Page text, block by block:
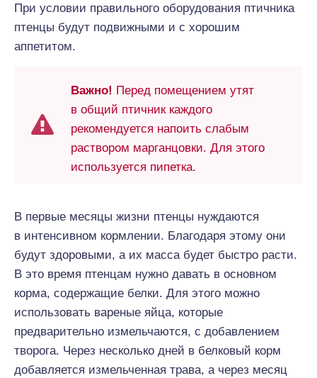
При условии правильного оборудования птичника
птенцы будут подвижными и с хорошим
аппетитом.
Важно! Перед помещением утят
в общий птичник каждого
рекомендуется напоить слабым
раствором марганцовки. Для этого
используется пипетка.
В первые месяцы жизни птенцы нуждаются
в интенсивном кормлении. Благодаря этому они
будут здоровыми, а их масса будет быстро расти.
В это время птенцам нужно давать в основном
корма, содержащие белки. Для этого можно
использовать вареные яйца, которые
предварительно измельчаются, с добавлением
творога. Через несколько дней в белковый корм
добавляется измельченная трава, а через месяц